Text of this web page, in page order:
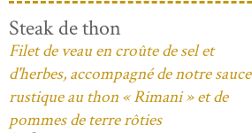
Steak de thon
Filet de veau en croûte de sel et
d'herbes, accompagné de notre sauce
rustique au thon « Rimani » et de
pommes de terre rôties